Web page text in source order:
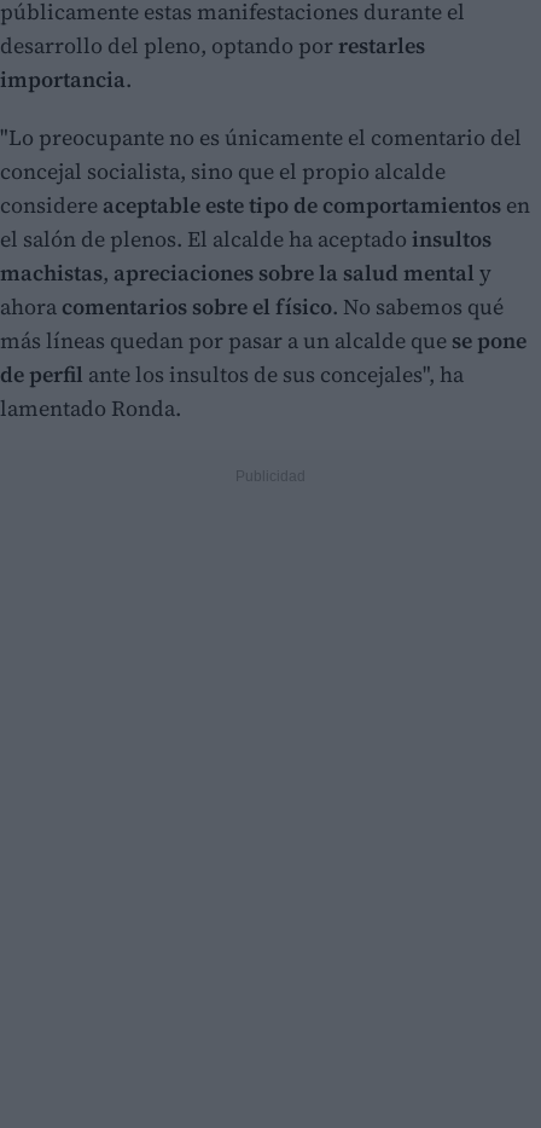
públicamente estas manifestaciones durante el
desarrollo del pleno, optando porrestarles
importancia.
"Lo preocupante no es únicamente el comentario del
concejal socialista, sino que el propio alcalde
considere aceptable este tipo de comportamientos en
el salón de plenos. El alcalde ha aceptado insultos
machistas, apreciaciones sobre la salud mental y
ahora comentarios sobre el físico. No sabemos qué
más líneas quedan por pasar a un alcalde que se pone
de perfil ante los insultos de sus concejales", ha
lamentado Ronda.